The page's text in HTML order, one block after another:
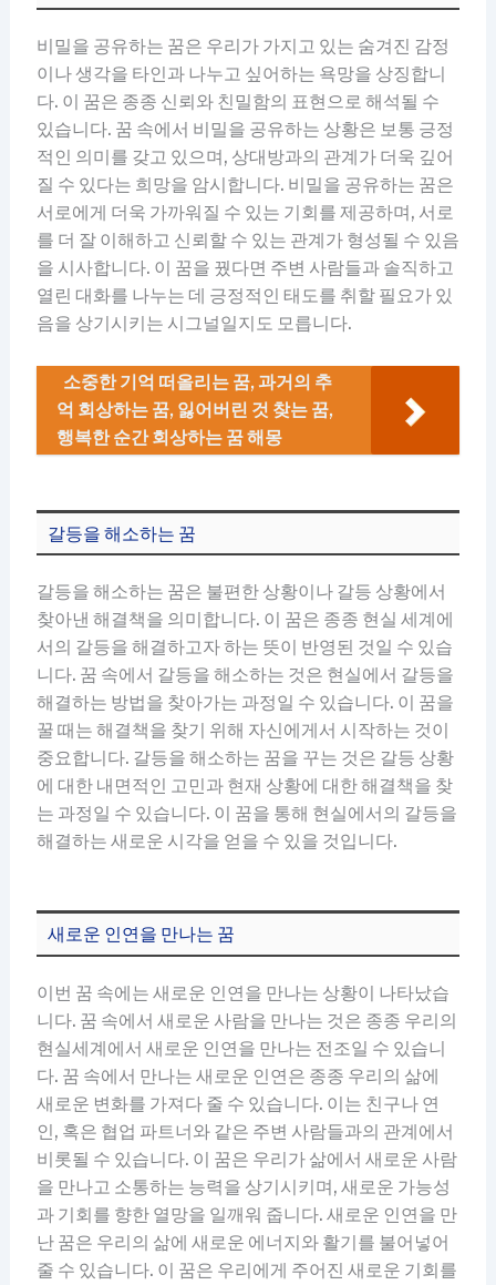
비밀을 공유하는 꿈은 우리가 가지고 있는 숨겨진 감정
이나 생각을 타인과 나누고 싶어하는 욕망을 상징합니
다. 이 꿈은 종종 신뢰와 친밀함의 표현으로 해석될 수
있습니다. 꿈 속에서 비밀을 공유하는 상황은 보통 긍정
적인 의미를 갖고 있으며, 상대방과의 관계가 더욱 깊어
질 수 있다는 희망을 암시합니다. 비밀을 공유하는 꿈은
서로에게 더욱 가까워질 수 있는 기회를 제공하며, 서로
를 더 잘 이해하고 신뢰할 수 있는 관계가 형성될 수 있음
을 시사합니다. 이 꿈을 꿨다면 주변 사람들과 솔직하고
열린 대화를 나누는 데 긍정적인 태도를 취할 필요가 있
음을 상기시키는 시그널일지도 모릅니다.
소중한 기억 떠올리는 꿈, 과거의 추
억 회상하는 꿈, 잃어버린 것 찾는 꿈,
행복한 순간 회상하는 꿈 해몽
갈등을 해소하는 꿈
갈등을 해소하는 꿈은 불편한 상황이나 갈등 상황에서
찾아낸 해결책을 의미합니다. 이 꿈은 종종 현실 세계에
서의 갈등을 해결하고자 하는 뜻이 반영된 것일 수 있습
니다. 꿈 속에서 갈등을 해소하는 것은 현실에서 갈등을
해결하는 방법을 찾아가는 과정일 수 있습니다. 이 꿈을
꿀 때는 해결책을 찾기 위해 자신에게서 시작하는 것이
중요합니다. 갈등을 해소하는 꿈을 꾸는 것은 갈등 상황
에 대한 내면적인 고민과 현재 상황에 대한 해결책을 찾
는 과정일 수 있습니다. 이 꿈을 통해 현실에서의 갈등을
해결하는 새로운 시각을 얻을 수 있을 것입니다.
새로운 인연을 만나는 꿈
이번 꿈 속에는 새로운 인연을 만나는 상황이 나타났습
니다. 꿈 속에서 새로운 사람을 만나는 것은 종종 우리의
현실세계에서 새로운 인연을 만나는 전조일 수 있습니
다. 꿈 속에서 만나는 새로운 인연은 종종 우리의 삶에
새로운 변화를 가져다 줄 수 있습니다. 이는 친구나 연
인, 혹은 협업 파트너와 같은 주변 사람들과의 관계에서
비롯될 수 있습니다. 이 꿈은 우리가 삶에서 새로운 사람
을 만나고 소통하는 능력을 상기시키며, 새로운 가능성
과 기회를 향한 열망을 일깨워 줍니다. 새로운 인연을 만
난 꿈은 우리의 삶에 새로운 에너지와 활기를 불어넣어
줄 수 있습니다. 이 꿈은 우리에게 주어진 새로운 기회를